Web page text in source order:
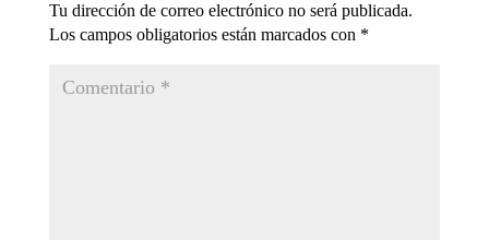
Tu dirección de correo electrónico no será publicada.
Los campos obligatorios están marcados con *